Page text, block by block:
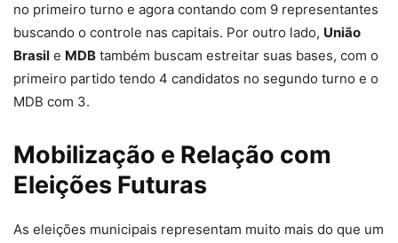
no primeiro turno e agora contando com 9 representantes
buscando o controle nas capitais. Por outro lado, União
Brasil e MDB também buscam estreitar suas bases, com o
primeiro partido tendo 4 candidatos no segundo turno e o
MDB com 3.
Mobilização e Relação com
Eleições Futuras
As eleições municipais representam muito mais do que um